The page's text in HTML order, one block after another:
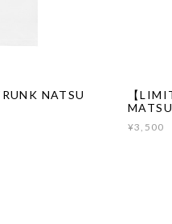
NATSU
【
¥3,500